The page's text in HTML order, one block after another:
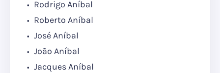
Rodrigo Aníbal
Roberto Aníbal
José Aníbal
João Aníbal
Jacques Aníbal